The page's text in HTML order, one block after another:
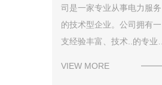
司是一家专业从事电力服务
的技术型企业。公司拥有一
支经验丰富、技术..的专业团
VIEW MORE